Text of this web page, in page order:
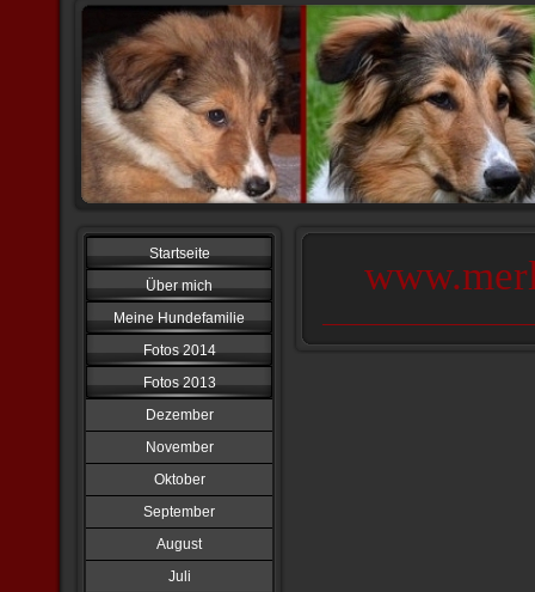
Startseite
Über mich
Meine Hundefamilie
Fotos 2014
Fotos 2013
Dezember
November
Oktober
September
August
Juli